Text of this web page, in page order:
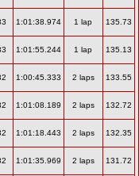
1:01:38.974 1 lap 135.73
1:01:55.244 1 lap 135.13
1:00:45.333 2 laps 133.55
1:01:08.189 2 laps 132.72
1:01:18.443 2 laps 132.35
1:01:35.969 2 laps 131.72